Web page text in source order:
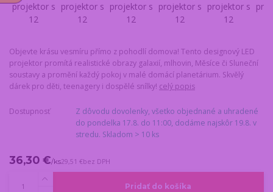
Objevte krásu vesmíru přímo z pohodlí domova! Tento designový LED
projektor promítá realistické obrazy galaxií, mlhovin, Měsíce či Sluneční
soustavy a promění každý pokoj v malé domácí planetárium. Skvělý
dárek pro děti, teenagery i dospělé snílky! celý popis
Dostupnosť
Z dôvodu dovolenky, všetko objednané a uhradené
do pondelka 17.8. do 11:00, dodáme najskôr 19.8. v
stredu. Skladom > 10 ks
36,30 €/ks29,51 €bez DPH
Pridať do košíka